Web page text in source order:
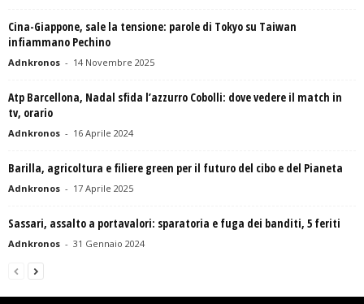
Cina-Giappone, sale la tensione: parole di Tokyo su Taiwan
infiammano Pechino
Adnkronos - 14 Novembre 2025
Atp Barcellona, Nadal sfida l’azzurro Cobolli: dove vedere il match in
tv, orario
Adnkronos - 16 Aprile 2024
Barilla, agricoltura e filiere green per il futuro del cibo e del Pianeta
Adnkronos - 17 Aprile 2025
Sassari, assalto a portavalori: sparatoria e fuga dei banditi, 5 feriti
Adnkronos - 31 Gennaio 2024